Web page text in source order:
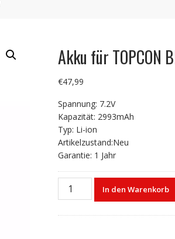
Akku für TOPCON
€47,99
Spannung: 7.2V
Kapazität: 2993mAh
Typ: Li-ion
Artikelzustand:Neu
Garantie: 1 Jahr
Akku
In den Warenkorb